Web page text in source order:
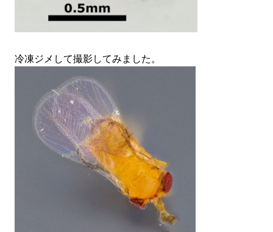
冷凍ジメして撮影してみました。